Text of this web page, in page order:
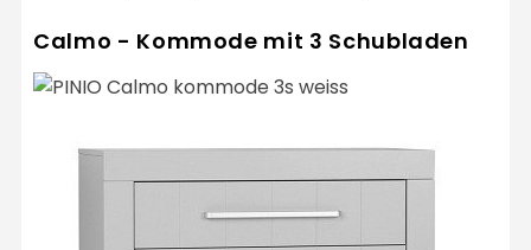
Calmo - Kommode mit 3 Schubladen